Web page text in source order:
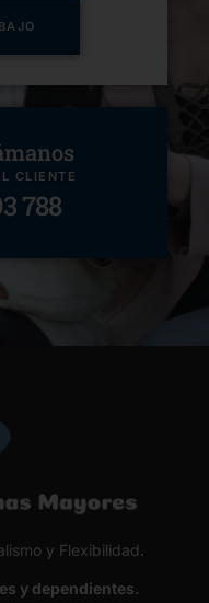
CLIENTE
788
y Flexibilidad.
y dependientes.